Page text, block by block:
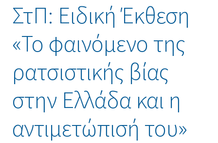
ΣτΠ: Ειδική Έκθεση
«Το φαινόμενο της
ρατσιστικής βίας
στην Ελλάδα και η
αντιμετώπισή του»